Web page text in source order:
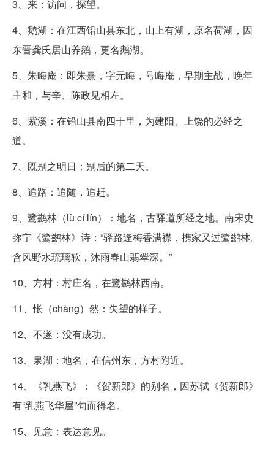
3、来：访问，探望。
4、鹅湖：在江西铅山县东北，山上有湖，原名荷湖，因
东晋龚氏居山养鹅，更名鹅湖。
5、朱晦庵：即朱熹，字元晦，号晦庵，早期主战，晚年
主和，与辛、陈政见相左。
6、紫溪：在铅山县南四十里，为建阳、上饶的必经之
道。
7、既别之明日：别后的第二天。
8、追路：追随，追赶。
9、鹭鹚林（lù cí lín）：地名，古驿道所经之地。南宋史
弥宁《鹭鹚林》诗：“驿路逢梅香满襟，携家又过鹭鹚林。
含风野水琉璃软，沐雨春山翡翠深。”
10、方村：村庄名，在鹭鹚林西南。
11、怅（chàng）然：失望的样子。
12、不遂：没有成功。
13、泉湖：地名，在信州东，方村附近。
14、《乳燕飞》：《贺新郎》的别名，因苏轼《贺新郎》
有“乳燕飞华屋”句而得名。
15、见意：表达意见。